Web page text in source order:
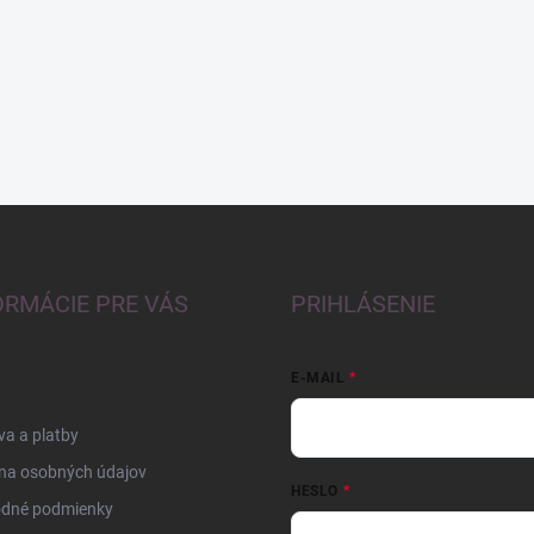
PRE VÁS
a platby
osobných údajov
podmienky
PRIHLÁSENIE
E-MAIL
HESLO